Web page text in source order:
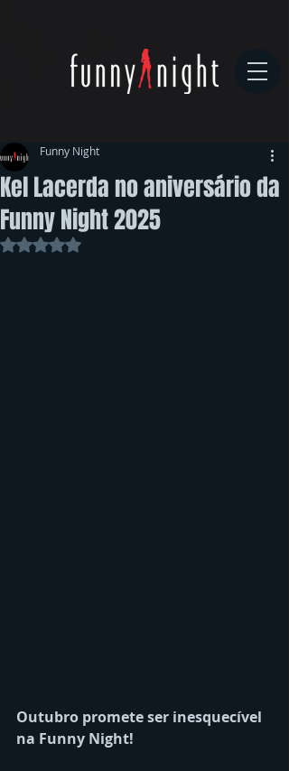
Kel Lacerda no aniversário da
Funny Night 2025
Funny Night
Avaliado com NaN de 5 estrelas.
Outubro promete ser inesquecível
na Funny Night!